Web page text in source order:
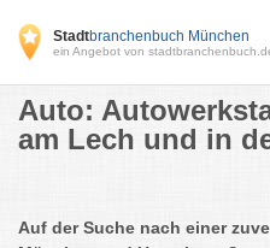
Stadtbranchenbuch München
ein Angebot von
Auto:
am Lech und in
Auf der Suche nach einer